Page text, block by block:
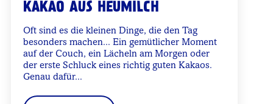
KAKAO AUS HEUMILCH
Oft sind es die kleinen Dinge, die den Tag
besonders machen... Ein gemütlicher Moment
auf der Couch, ein Lächeln am Morgen oder
der erste Schluck eines richtig guten Kakaos.
Genau dafür...